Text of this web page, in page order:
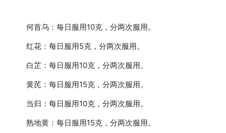
何首乌：每日服用10克，分两次服用。
红花：每日服用5克，分两次服用。
白芷：每日服用10克，分两次服用。
黄芪：每日服用15克，分两次服用。
当归：每日服用10克，分两次服用。
熟地黄：每日服用15克，分两次服用。